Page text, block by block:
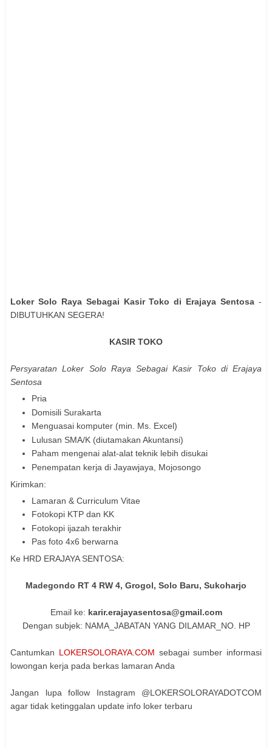
Loker Solo Raya Sebagai Kasir Toko di Erajaya Sentosa -
DIBUTUHKAN SEGERA!
KASIR TOKO
Persyaratan Loker Solo Raya Sebagai Kasir Toko di Erajaya
Sentosa
Pria
Domisili Surakarta
Menguasai komputer (min. Ms. Excel)
Lulusan SMA/K (diutamakan Akuntansi)
Paham mengenai alat-alat teknik lebih disukai
Penempatan kerja di Jayawjaya, Mojosongo
Kirimkan:
Lamaran & Curriculum Vitae
Fotokopi KTP dan KK
Fotokopi ijazah terakhir
Pas foto 4x6 berwarna
Ke HRD ERAJAYA SENTOSA:
Madegondo RT 4 RW 4, Grogol, Solo Baru, Sukoharjo
Email ke: karir.erajayasentosa@gmail.com
Dengan subjek: NAMA_JABATAN YANG DILAMAR_NO. HP
Cantumkan LOKERSOLORAYA.COM sebagai sumber informasi
lowongan kerja pada berkas lamaran Anda
Jangan lupa follow Instagram @LOKERSOLORAYADOTCOM
agar tidak ketinggalan update info loker terbaru